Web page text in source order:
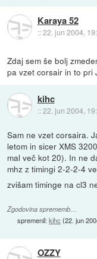
Karaya 52
::22. jun 2004,
Zdaj sem še bolj
pa vzet corsair in to pri
kihc
::22. jun 2004,
Sam ne vzet corsaira.
letom in sicer XMS
mal več kot 20). In ne
mhz z timingi 2-2-2-4
zvišam timinge na cl3
Zgodovina sprememb…
spremenil:kihc (22. jun
OZZY